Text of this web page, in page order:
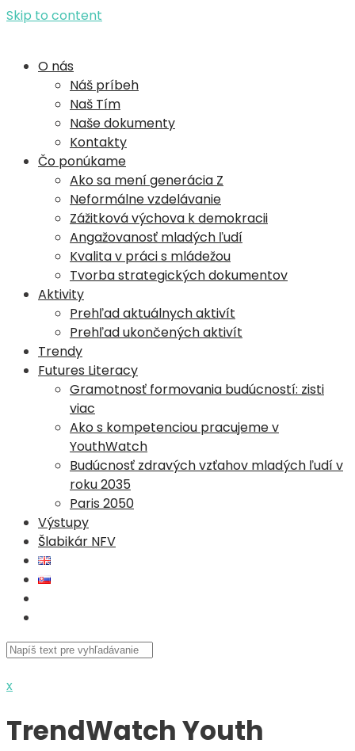
Skip to content
YouthWatch
O nás
Náš príbeh
Naš Tím
Naše dokumenty
Kontakty
Čo ponúkame
Ako sa mení generácia Z
Neformálne vzdelávanie
Zážitková výchova k demokracii
Angažovanosť mladých ľudí​
Kvalita v práci s mládežou
Tvorba strategických dokumentov
Aktivity
Prehľad aktuálnych aktivít
Prehľad ukončených aktivít
Trendy
Futures Literacy
Gramotnosť formovania budúcností: zisti
viac
Ako s kompetenciou pracujeme v
YouthWatch
Budúcnosť zdravých vzťahov mladých ľudí v
roku 2035
Paris 2050
Výstupy
Šlabikár NFV
x
TrendWatch Youth